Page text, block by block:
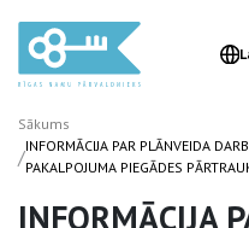
Sākums
/INFORMĀCIJA PAR PLĀNVEIDA
PAKALPOJUMA PIEGĀDES
INFORMĀCIJA